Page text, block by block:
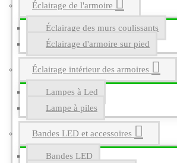
Éclairage de l'armoire
Éclairage des murs coulissants
Éclairage d'armoire sur pied
Éclairage intérieur des armoires
Lampes à Led
Lampe à piles
Bandes LED et accessoires
Bandes LED